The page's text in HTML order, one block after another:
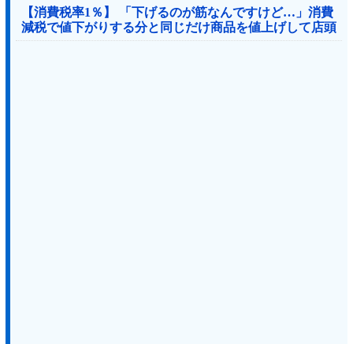
【消費税率1％】 「下げるのが筋なんですけど…」消費
減税で値下がりする分と同じだけ商品を値上げして店頭
価格を変えない店も